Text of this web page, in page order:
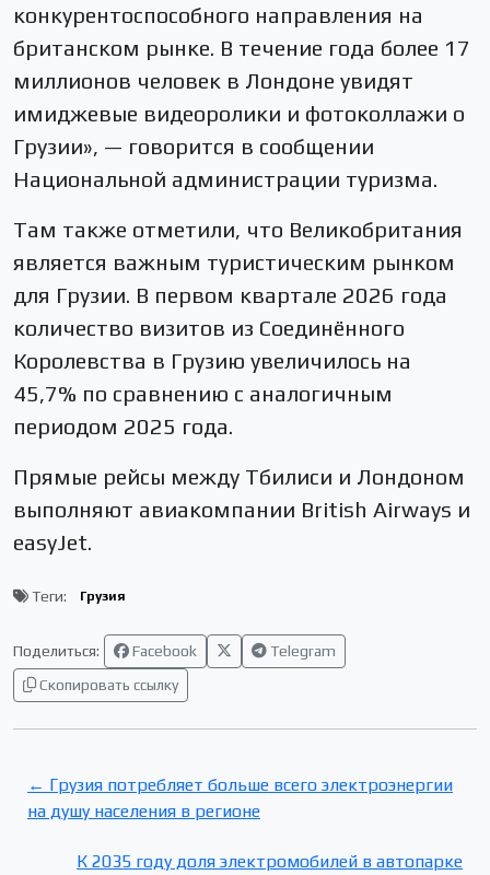
конкурентоспособного направления на
британском рынке. В течение года более 17
миллионов человек в Лондоне увидят
имиджевые видеоролики и фотоколлажи о
Грузии», — говорится в сообщении
Национальной администрации туризма.
Там также отметили, что Великобритания
является важным туристическим рынком
для Грузии. В первом квартале 2026 года
количество визитов из Соединённого
Королевства в Грузию увеличилось на
45,7% по сравнению с аналогичным
периодом 2025 года.
Прямые рейсы между Тбилиси и Лондоном
выполняют авиакомпании British Airways и
easyJet.
Теги: Грузия
Поделиться: Facebook
Telegram
Скопировать ссылку
← Грузия потребляет больше всего электроэнергии
на душу населения в регионе
К 2035 году доля электромобилей в автопарке